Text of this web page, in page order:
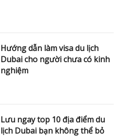
Hướng dẫn làm visa du lịch
Dubai cho người chưa có kinh
nghiệm
Lưu ngay top 10 địa điểm du
lịch Dubai bạn không thể bỏ